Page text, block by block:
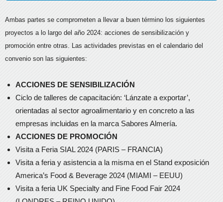
Ambas partes se comprometen a llevar a buen término los siguientes
proyectos a lo largo del año 2024: acciones de sensibilización y
promoción entre otras. Las actividades previstas en el calendario del
convenio son las siguientes:
ACCIONES DE SENSIBILIZACIÓN
Ciclo de talleres de capacitación: ‘Lánzate a exportar’,
orientadas al sector agroalimentario y en concreto a las
empresas incluidas en la marca Sabores Almería.
ACCIONES DE PROMOCIÓN
Visita a Feria SIAL 2024 (PARIS – FRANCIA)
Visita a feria y asistencia a la misma en el Stand exposición
America’s Food & Beverage 2024 (MIAMI – EEUU)
Visita a feria UK Specialty and Fine Food Fair 2024